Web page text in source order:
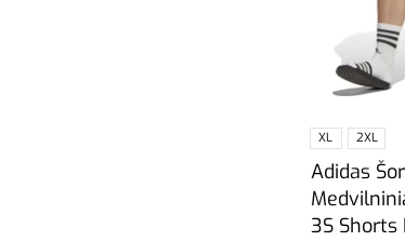
XL 2XL
Adidas
3S Shorts